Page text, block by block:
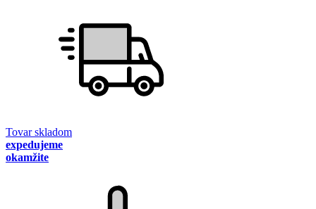
Tovar skladom
expedujeme
okamžite